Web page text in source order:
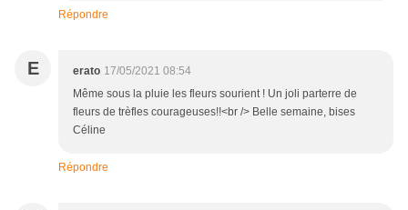
Répondre
E erato 17/05/2021 08:54
Même sous la pluie les fleurs sourient ! Un joli parterre de
fleurs de trèfles courageuses!!<br /> Belle semaine, bises
Céline
Répondre